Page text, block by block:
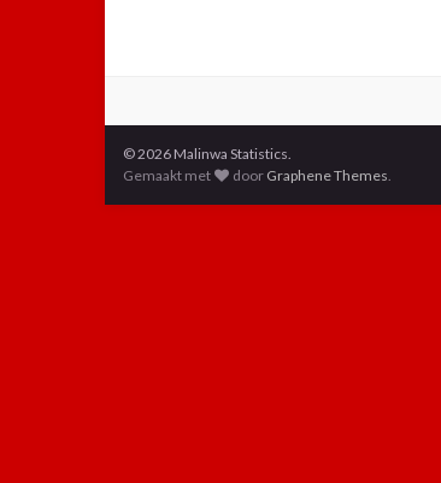
© 2026 Malinwa Statistics.
Gemaakt met
door Graphene Themes.